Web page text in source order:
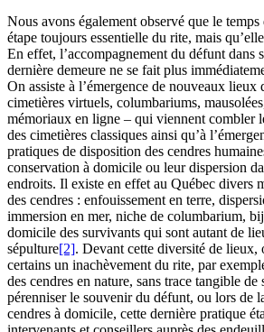
Nous avons également observé que le temps
étape toujours essentielle du rite, mais
En effet, l’accompagnement du défunt dans
dernière demeure ne se fait plus
On assiste à l’émergence de nouveaux lieux
cimetières virtuels, columbariums,
mémoriaux en ligne – qui viennent combler
des cimetières classiques ainsi qu’à
pratiques de disposition des cendres
conservation à domicile ou leur dispersion
endroits. Il existe en effet au Québec divers
des cendres : enfouissement en terre,
immersion en mer, niche de columbarium,
domicile des survivants qui sont autant de
sépulture[2]. Devant cette diversité de
certains un inachèvement du rite, par
des cendres en nature, sans trace tangible de
pérenniser le souvenir du défunt, ou lors de
cendres à domicile, cette dernière pratique